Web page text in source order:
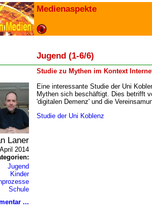
Medienaspekte
Jugend (1-6/6)
Studie zu Mythen im Kontext
Laner
2014
Jugend
Kinder
Schule
...
Eine interessante Studie der Uni
Mythen sich beschäftigt. Dies betrifft
'digitalen Demenz' und die
Studie der Uni Koblenz